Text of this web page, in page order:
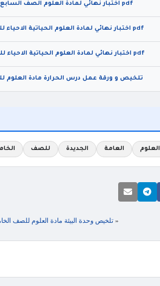
pdf اختبار نهائي لمادة العلوم الصف السابع الفصل الدراسي الثاني 2026
pdf اختبار نهائي لمادة العلوم الحياتية الاحياء للصف العاشر الفصل الثاني 2026
pdf اختبار نهائي لمادة العلوم الحياتية الاحياء للصف التاسع الفصل الثاني 2026
تلخيص و ورقة عمل درس الحرارة مادة العلوم
العلوم العامة الجديدة للصف
«تلخيص وحدة البيئة مادة العلوم للصف الخامس الفصل الاول